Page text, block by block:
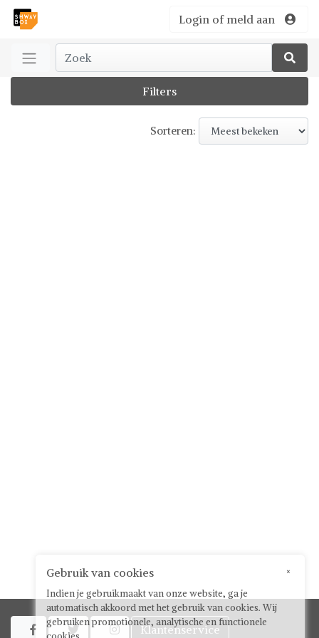
Login of meld aan
Filters
Sorteren:
   Klantenservice
×
Gebruik van cookies
Indien je gebruikmaakt van onze website, ga je
automatisch akkoord met het gebruik van cookies. Wij
gebruiken promotionele, analytische en functionele